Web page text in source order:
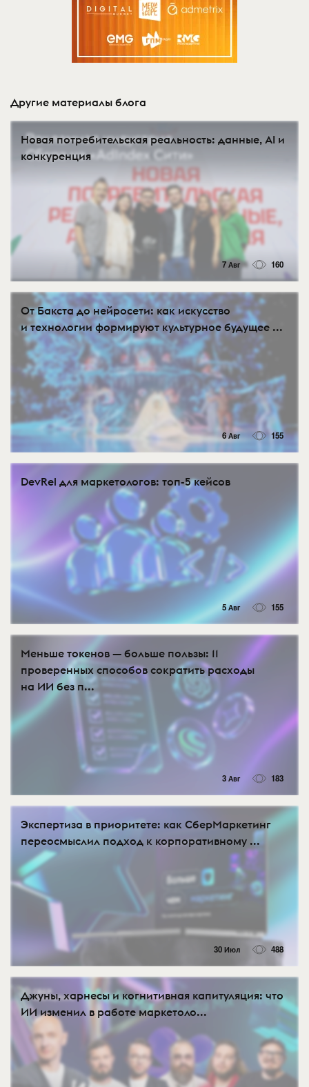
Другие материалы блога
Новая потребительская реальность: данные, AI и
конкуренция
7 Авг 160
От Бакста до нейросети: как искусство
и технологии формируют культурное будущее ...
6 Авг 155
DevRel для маркетологов: топ-5 кейсов
5 Авг 155
Меньше токенов — больше пользы: 11
проверенных способов сократить расходы
на ИИ без п...
3 Авг 183
Экспертиза в приоритете: как СберМаркетинг
переосмыслил подход к корпоративному ...
30 Июл 488
Джуны, харнесы и когнитивная капитуляция: что
ИИ изменил в работе маркетоло...